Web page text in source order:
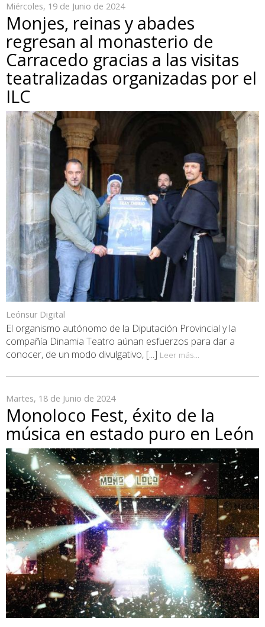
Miércoles, 19 de Junio de 2024
Monjes, reinas y abades
regresan al monasterio de
Carracedo gracias a las visitas
teatralizadas organizadas por el
ILC
Leónsur Digital
El organismo autónomo de la Diputación Provincial y la
compañía Dinamia Teatro aúnan esfuerzos para dar a
conocer, de un modo divulgativo, [...] Leer más...
Martes, 18 de Junio de 2024
Monoloco Fest, éxito de la
música en estado puro en León